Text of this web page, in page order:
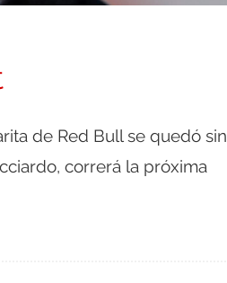
de Red Bull se quedó sin
correrá la próxima